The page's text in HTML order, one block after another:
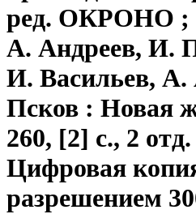
ред. ОКРОНО ;
А. Андреев, И.
И. Васильев,
Псков : Новая
260, [2] с., 2
Цифровая
разрешением